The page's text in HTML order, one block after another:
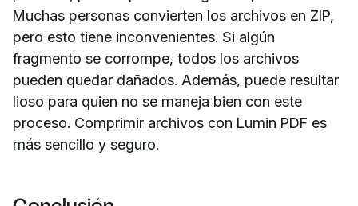
Muchas personas convierten los archivos en ZIP,
pero esto tiene inconvenientes. Si algún
fragmento se corrompe, todos los archivos
pueden quedar dañados. Además, puede resultar
lioso para quien no se maneja bien con este
proceso. Comprimir archivos con Lumin PDF es
más sencillo y seguro.